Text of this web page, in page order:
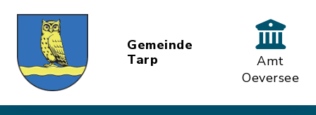
Gemeinde
Tarp
Amt
Oeversee